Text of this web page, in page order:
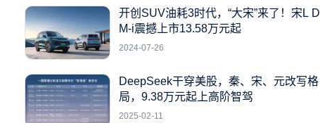
开创SUV油耗3时代，“大宋”来了！宋L D
M-i震撼上市13.58万元起
2024-07-26
DeepSeek干穿美股，秦、宋、元改写格
局，9.38万元起上高阶智驾
2025-02-11